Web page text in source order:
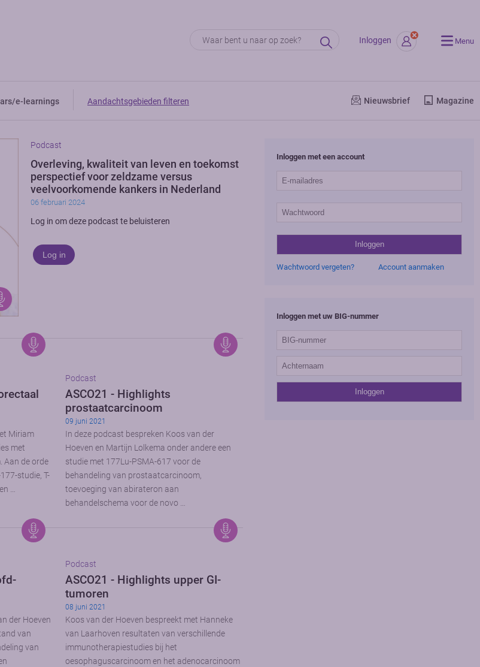
Inloggen Menu
e-learnings Aandachtsgebieden filteren Nieuwsbrief Magazine
Podcast
Overleving, kwaliteit van leven en toekomst
perspectief voor zeldzame versus
veelvoorkomende kankers in Nederland
06 februari 2024
Log in om deze podcast te beluisteren
Log in
Miriam
met
Aan de orde
studie, T-
…
Podcast
ASCO21 - Highlights
prostaatcarcinoom
09 juni 2021
In deze podcast bespreken Koos van der
Hoeven en Martijn Lolkema onder andere een
studie met 177Lu-PSMA-617 voor de
behandeling van prostaatcarcinoom,
toevoeging van abirateron aan
behandelschema voor de novo …
der Hoeven
van
van
Podcast
ASCO21 - Highlights upper GI-
tumoren
08 juni 2021
Koos van der Hoeven bespreekt met Hanneke
van Laarhoven resultaten van verschillende
immunotherapiestudies bij het
oesophaguscarcinoom en het adenocarcinoom
Inloggen met een account
Wachtwoord vergeten? Account aanmaken
Inloggen met uw BIG-nummer